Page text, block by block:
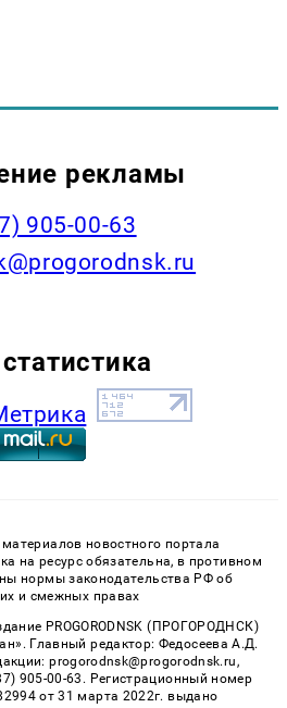
рекламы
905-00-63
новостного портала
на ресурс обязательна, в противном
нормы законодательства РФ об
и смежных правах
PROGORODNSK (ПРОГОРОДНСК)
Главный редактор: Федосеева А.Д.
progorodnsk@progorodnsk.ru,
905-00-63. Регистрационный номер
от 31 марта 2022г. выдано